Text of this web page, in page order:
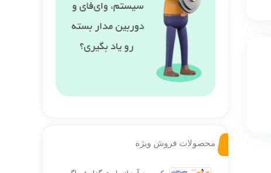
محصولات فروش ویژه